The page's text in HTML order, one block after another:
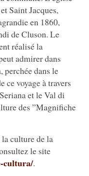
Saint Jacques,
en 1860,
de Cluson. Le
réalisé la
admirer dans
perchée dans le
ce voyage à travers
et le Val di
des ”Magnifiche
culture de la
le site
cultura/.